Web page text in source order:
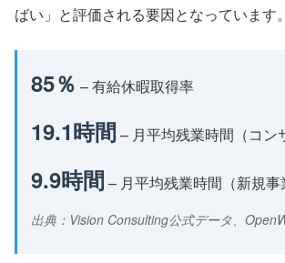
ばい」と評価される要因となっています。
85％ – 有給休暇取得率
19.1時間 – 月平均残業時間（コン
9.9時間 – 月平均残業時間（新規事
出典：Vision Consulting公式データ、